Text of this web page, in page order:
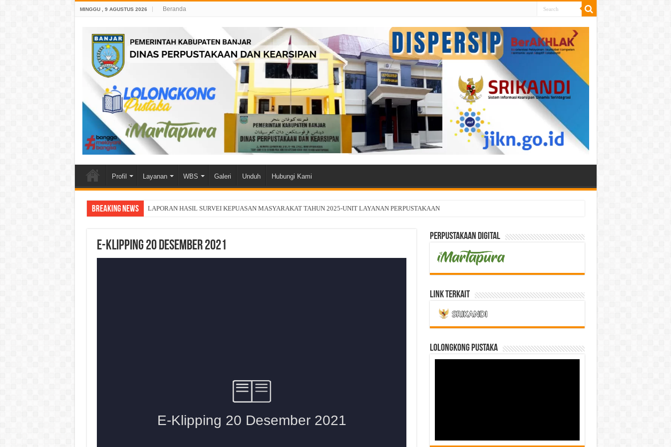
MINGGU , 9 AGUSTUS 2026 Beranda
Profil Layanan WBS Galeri Unduh Hubungi Kami
Breaking News LAPORAN HASIL SURVEI KEPUASAN MASYARAKAT TAHUN 2025-UNIT LAYANAN PERPUSTAKAAN
E-Klipping 20 Desember 2021
Perpustakaan Digital
Link Terkait
LOLONGKONG PUSTAKA